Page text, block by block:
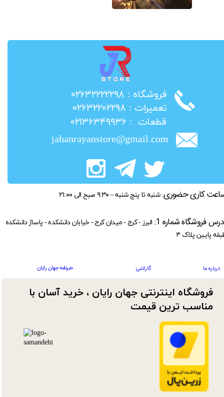
​فروشگاه : ۰۲۶۳۲۲۲۲۲۹۸
​تعمیرات : ۰۲۶۳۲۲۰۲۲۹۸
​قطعات : ۰۲۱۳۶۳۴۹۹۳۶
jahanrayanstore@gmail.com
فروشگاه اینترنتی جهان رایان ، خرید آسان با
مناسب ترین قیمت​​​​​​​
کاری حضوری: شنبه تا پنج شنبه – ۹:۳۰ صبح الی ۲۱:۰۰
درباره ما گارانتی خبرنامه جهان رایان
فروشگاه شماره 1:
البرز - کرج - میدان کرج - خیابان دانشکده - پاساژ دانشکده
پایین پلاک ۴